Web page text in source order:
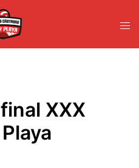
XXX